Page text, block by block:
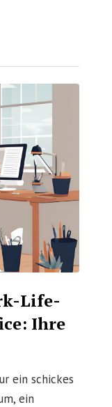
Life-
Ihre
ein schickes
ein